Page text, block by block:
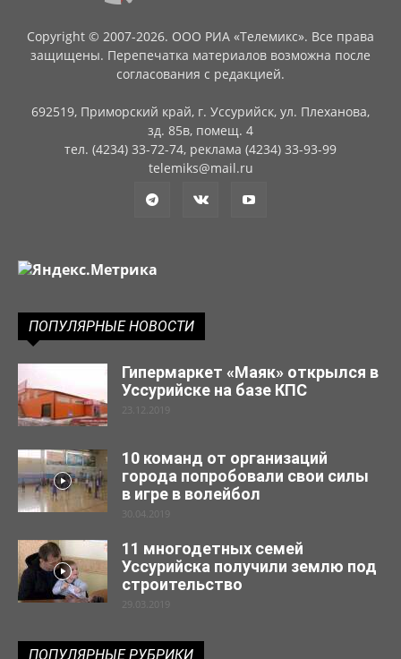
Copyright © 2007-2026. ООО РИА «Телемикс». Все права
защищены. Перепечатка материалов возможна после
согласования с редакцией.
692519, Приморский край, г. Уссурийск, ул. Плеханова,
зд. 85в, помещ. 4
тел. (4234) 33-72-74, реклама (4234) 33-93-99
telemiks@mail.ru
ПОПУЛЯРНЫЕ НОВОСТИ
Гипермаркет «Маяк» открылся в
Уссурийске на базе КПС
23.12.2019
10 команд от организаций
города попробовали свои силы
в игре в волейбол
30.04.2019
11 многодетных семей
Уссурийска получили землю под
строительство
29.03.2019
ПОПУЛЯРНЫЕ РУБРИКИ